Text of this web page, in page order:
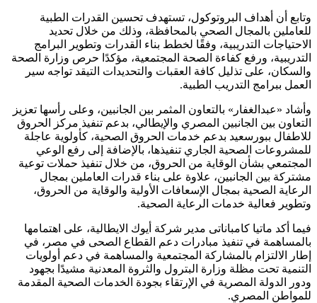
وتابع أن أهداف البروتوكول، تستهدف تحسين القدرات الطبية
للعاملين بالمجال الصحي بالمحافظة، وذلك من خلال تحديد
الاحتياجات التدريبية، وفقًا لخطط بناء القدرات وتطوير البرامج
التدريبية، ورفع كفاءة الصحة المجتمعية، مؤكدًا حرص وزارة الصحة
والسكان، على تذليل كافة العقبات والتحديدات التيقد تواجه سير
العمل ببرامج التدريب الطبية.
وأشاد «عبدالغفار» بالتعاون المثمر بين الجانبين، وعلى رأسها تعزيز
التعاون بين الجانبين المصري والإيطالي، بدعم تنفيذ مركز الحروق
للاطفال ببورسعيد بدعم خدمات الحروق الصحية، كأولوية عاجلة
للمشروعات الصحية الجاري تنفيذها، بالإضافة إلى رفع الوعي
المجتمعي بشأن الوقاية من الحروق، من خلال تنفيذ حملات توعية
مشتركة بين الجانبين، علاوة على بناء قدرات العاملين بمجال
الرعاية الصحية بمجال الإسعافات الأولية والوقاية من الحروق،
وتطوير فعالية خدمات الرعاية الصحية.
فيما أكد ماتيا كامباناتى مدير شركة أيوك الايطالية، على اهتمامها
بالمساهمة في تنفيذ مبادرات دعم القطاع الصحى في مصر، في
إطار الالتزام بالمشاركة المجتمعية والمساهمة في دعم أولويات
التنمية تحت مظلة وزارة البترول والثروة المعدنية مشيدًا بجهود
ودور الدولة المصرية في الإرتقاء بجودة الخدمات الصحية المقدمة
للمواطن المصري.